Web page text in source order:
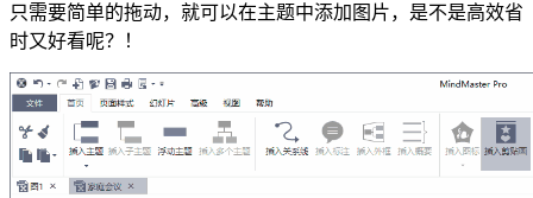
只需要简单的拖动，就可以在主题中添加图片，是不是高效省
时又好看呢？！